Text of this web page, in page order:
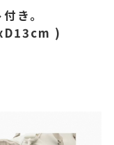
き。
)